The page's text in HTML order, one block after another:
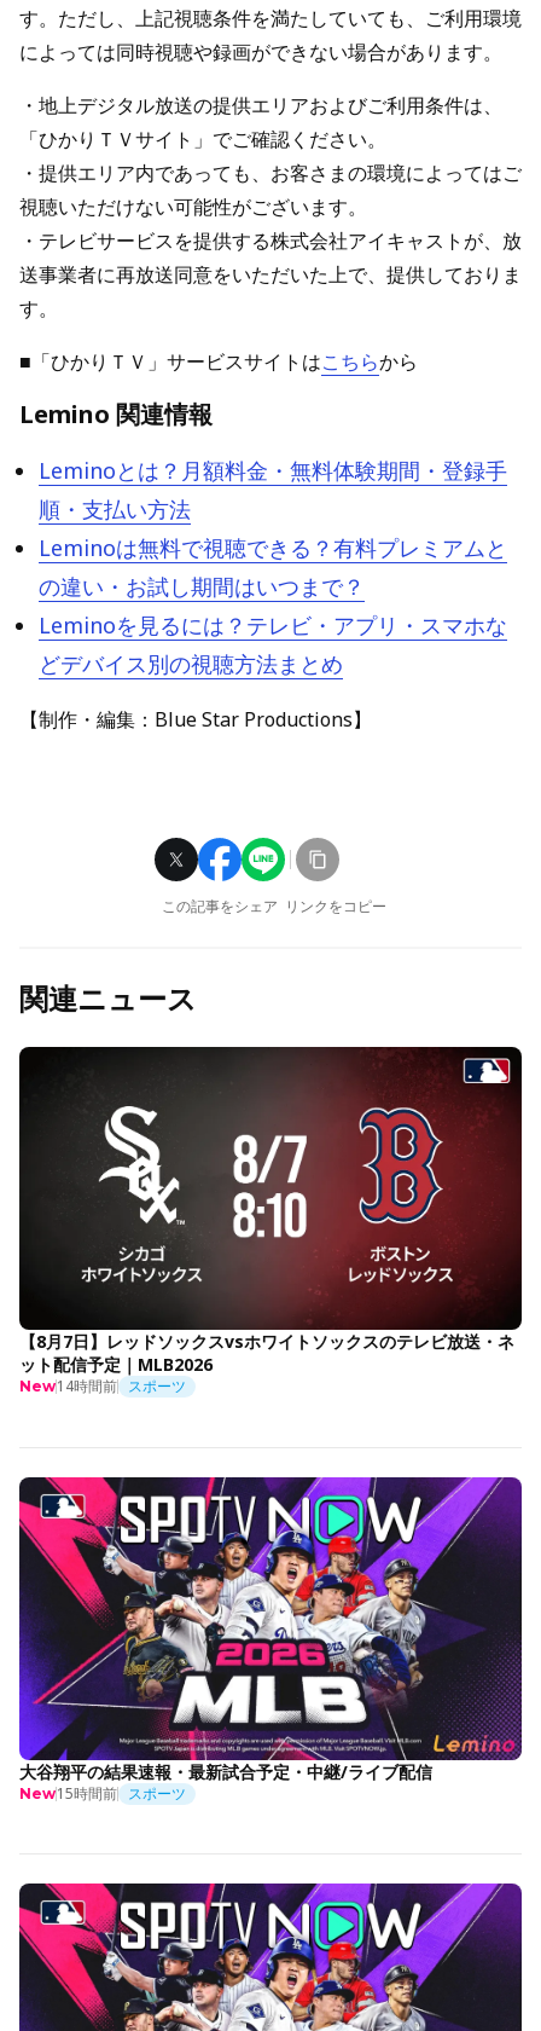
す。ただし、上記視聴条件を満たしていても、ご利用環境
によっては同時視聴や録画ができない場合があります。
・地上デジタル放送の提供エリアおよびご利用条件は、
「ひかりＴＶサイト」でご確認ください。
・提供エリア内であっても、お客さまの環境によってはご
視聴いただけない可能性がございます。
・テレビサービスを提供する株式会社アイキャストが、放
送事業者に再放送同意をいただいた上で、提供しておりま
す。
■「ひかりＴＶ」サービスサイトはこちらから
Lemino 関連情報
Leminoとは？月額料金・無料体験期間・登録手
順・支払い方法
Leminoは無料で視聴できる？有料プレミアムと
の違い・お試し期間はいつまで？
Leminoを見るには？テレビ・アプリ・スマホな
どデバイス別の視聴方法まとめ
【制作・編集：Blue Star Productions】
この記事をシェア リンクをコピー
関連ニュース
【8月7日】レッドソックスvsホワイトソックスのテレビ放送・ネ
ット配信予定｜MLB2026
New14時間前 スポーツ
大谷翔平の結果速報・最新試合予定・中継/ライブ配信
New15時間前 スポーツ